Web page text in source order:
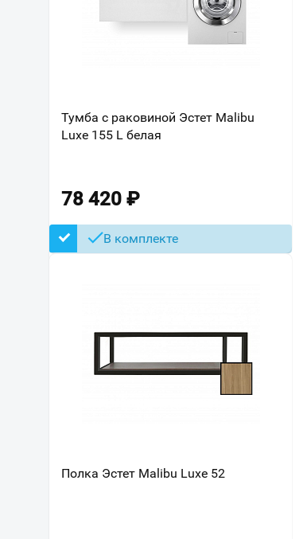
Тумба с раковиной Эстет Malibu
Luxe 155 L белая
78 420 ₽
В комплекте
Полка Эстет Malibu Luxe 52